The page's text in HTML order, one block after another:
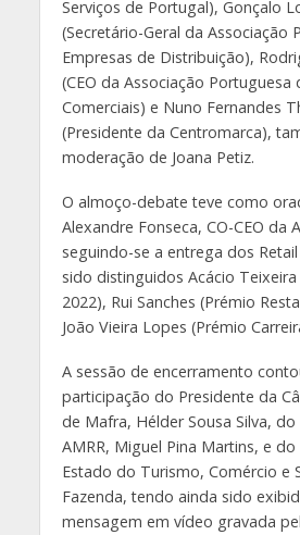
Serviços de Portugal), Gonçalo
(Secretário-Geral da Associação
Empresas de Distribuição),
(CEO da Associação Portuguesa
Comerciais) e Nuno Fernandes
(Presidente da Centromarca),
moderação de Joana Petiz.
O almoço-debate teve como
Alexandre Fonseca, CO-CEO da
seguindo-se a entrega dos
sido distinguidos Acácio
2022), Rui Sanches (Prémio
João Vieira Lopes (Prémio
A sessão de encerramento
participação do Presidente da
de Mafra, Hélder Sousa Silva,
AMRR, Miguel Pina Martins, e
Estado do Turismo, Comércio e
Fazenda, tendo ainda sido
mensagem em vídeo gravada